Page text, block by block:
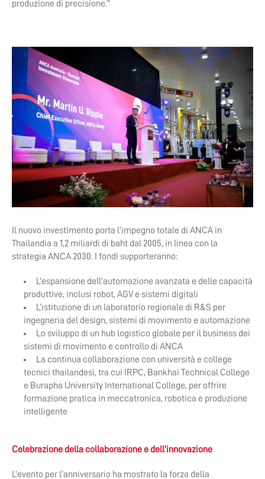
produzione di precisione.”
Il nuovo investimento porta l’impegno totale di ANCA in
Thailandia a 1,2 miliardi di baht dal 2005, in linea con la
strategia ANCA 2030. I fondi supporteranno:
L’espansione dell’automazione avanzata e delle capacità
produttive, inclusi robot, AGV e sistemi digitali
L’istituzione di un laboratorio regionale di R&S per
ingegneria del design, sistemi di movimento e automazione
Lo sviluppo di un hub logistico globale per il business dei
sistemi di movimento e controllo di ANCA
La continua collaborazione con università e college
tecnici thailandesi, tra cui IRPC, Bankhai Technical College
e Burapha University International College, per offrire
formazione pratica in meccatronica, robotica e produzione
intelligente
Celebrazione della collaborazione e dell’innovazione
L’evento per l’anniversario ha mostrato la forza della